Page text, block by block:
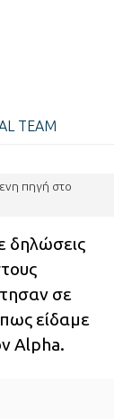
TEAM
πηγή στο
δηλώσεις
σε
είδαμε
Alpha.